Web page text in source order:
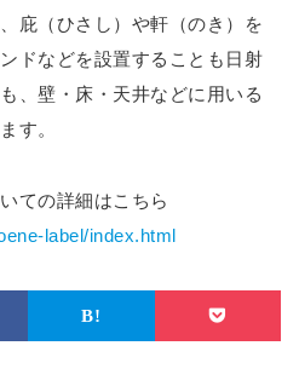
庇（ひさし）や軒（のき）を
ドなどを設置することも日射
、壁・床・天井などに用いる
す。
ての詳細はこちら
label/index.html